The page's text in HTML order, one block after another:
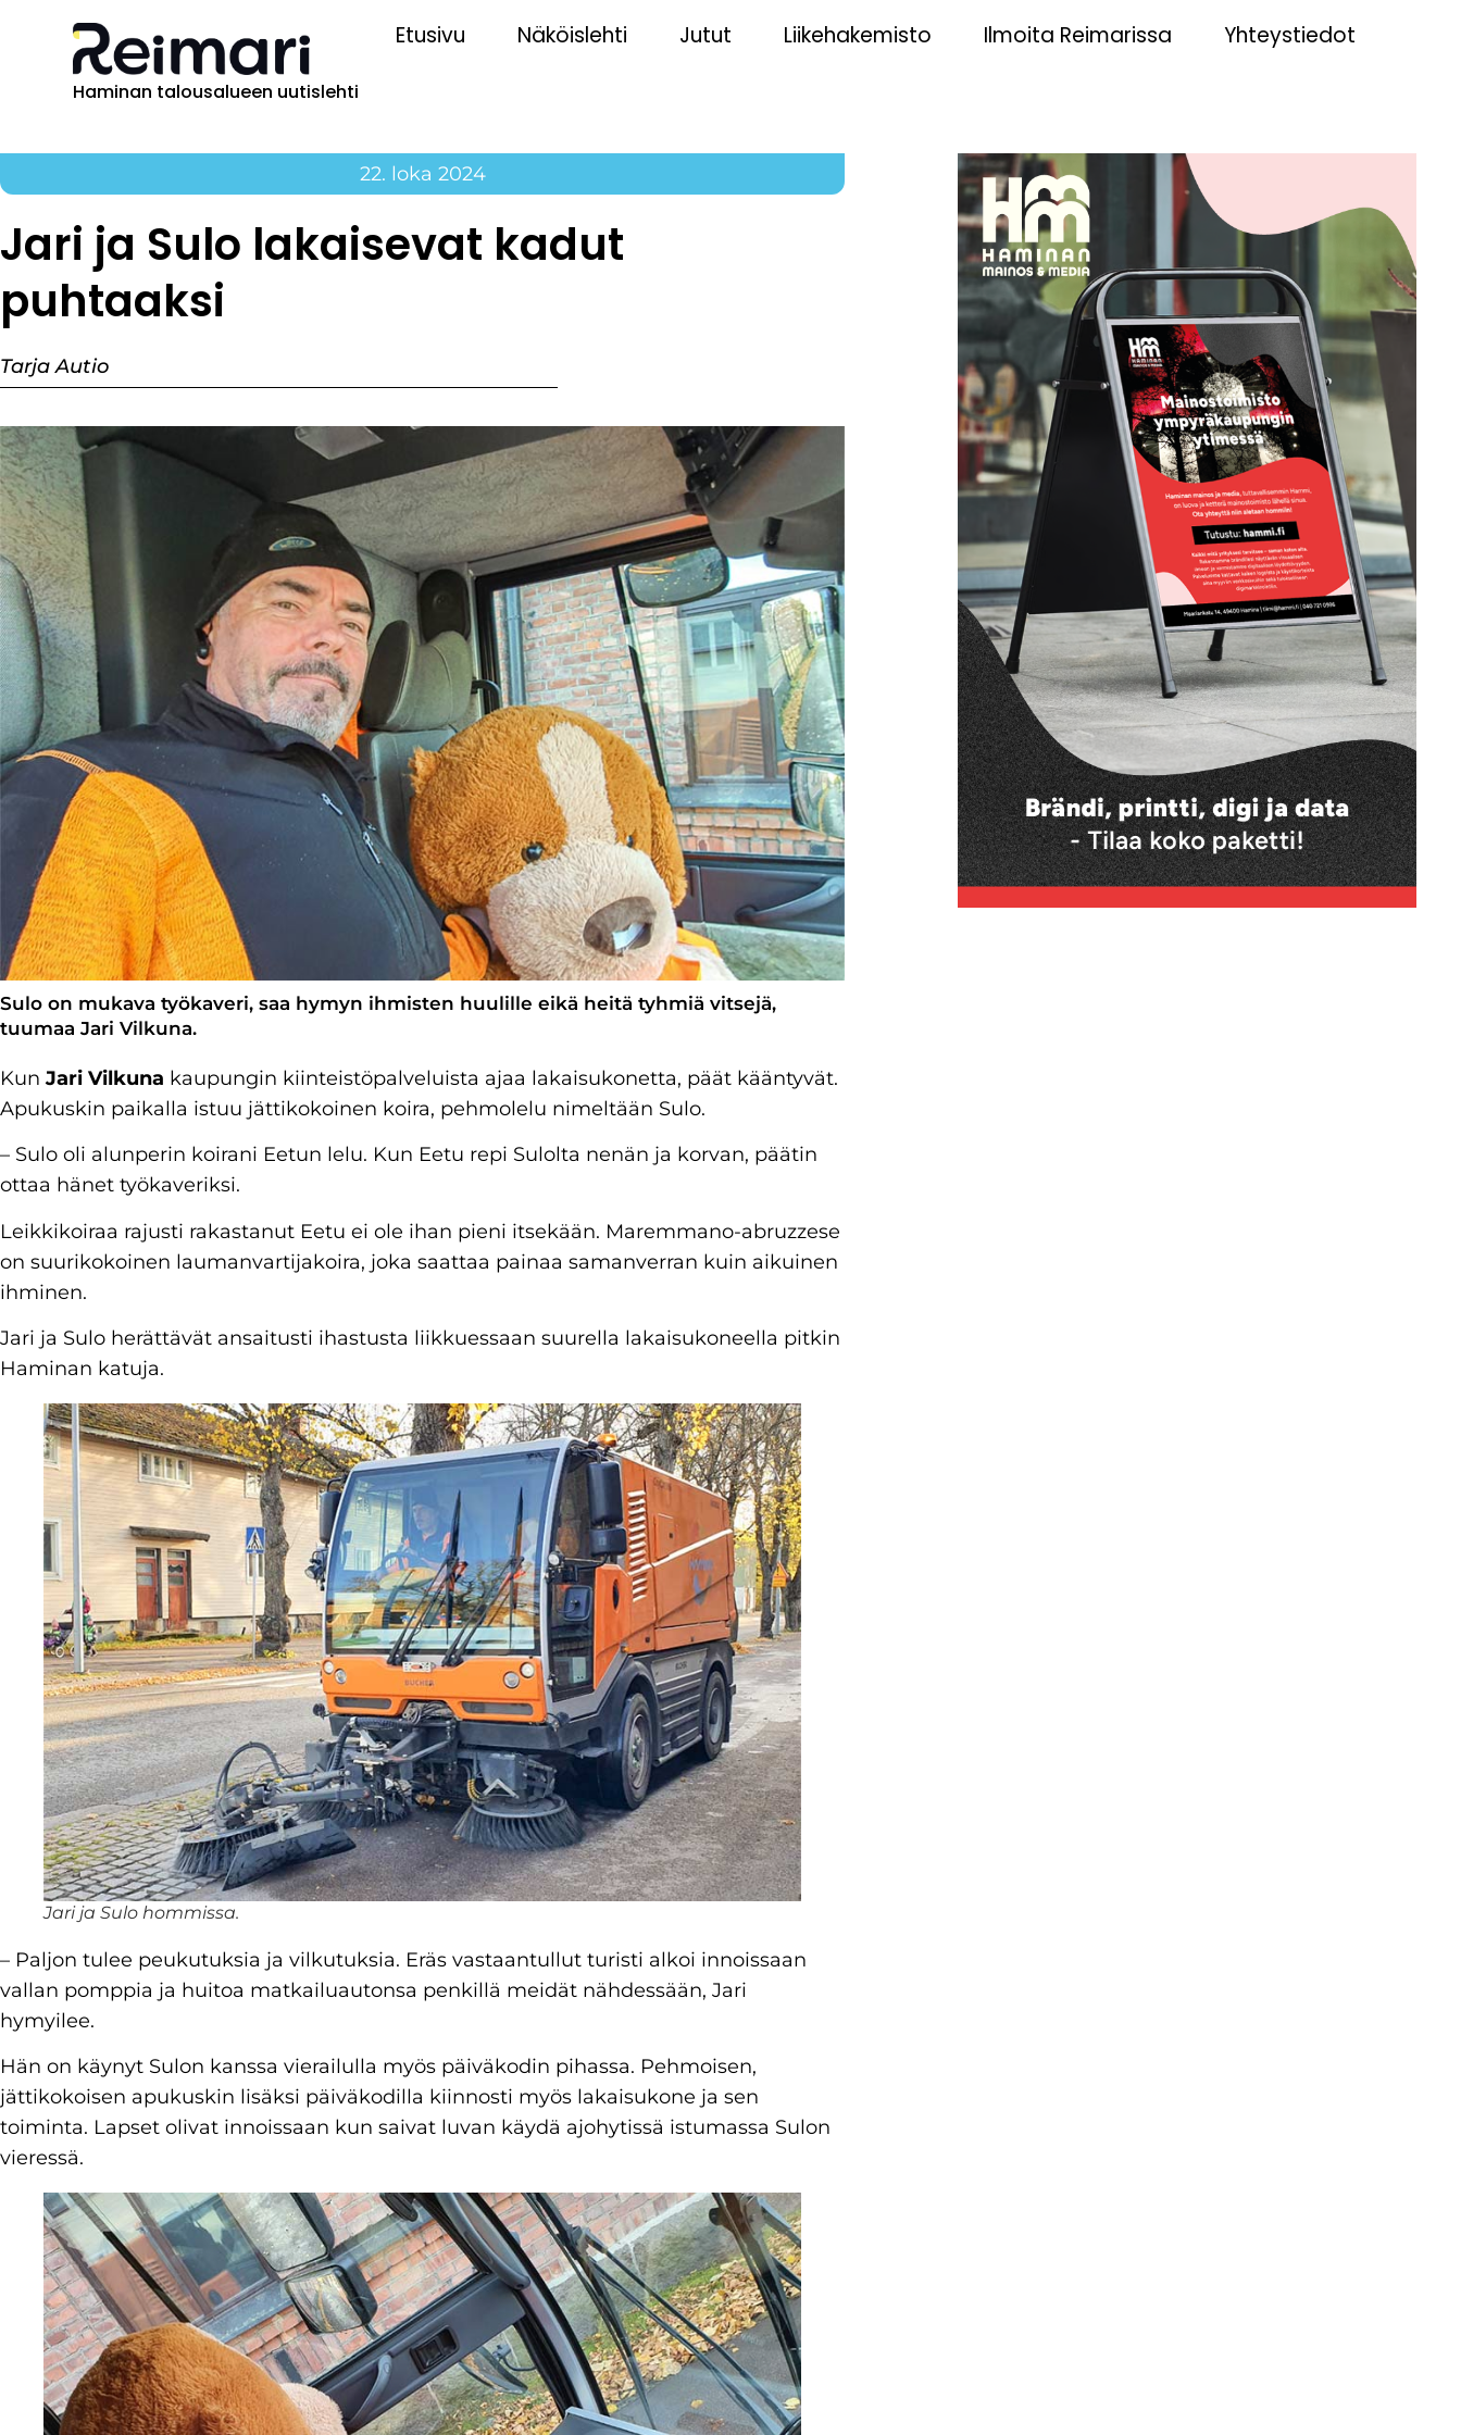
Haminan talousalueen uutislehti
Etusivu Näköislehti Jutut Liikehakemisto Ilmoita Reimarissa Yhteystiedot
22. loka 2024
Jari ja Sulo lakaisevat kadut
puhtaaksi
Tarja Autio
Sulo on mukava työkaveri, saa hymyn ihmisten huulille eikä heitä tyhmiä vitsejä,
tuumaa Jari Vilkuna.
KunJari Vilkuna kaupungin kiinteistöpalveluista ajaa lakaisukonetta, päät kääntyvät.
Apukuskin paikalla istuu jättikokoinen koira, pehmolelu nimeltään Sulo.
– Sulo oli alunperin koirani Eetun lelu. Kun Eetu repi Sulolta nenän ja korvan, päätin
ottaa hänet työkaveriksi.
Leikkikoiraa rajusti rakastanut Eetu ei ole ihan pieni itsekään. Maremmano-abruzzese
on suurikokoinen laumanvartijakoira, joka saattaa painaa samanverran kuin aikuinen
ihminen.
Jari ja Sulo herättävät ansaitusti ihastusta liikkuessaan suurella lakaisukoneella pitkin
Haminan katuja.
Jari ja Sulo hommissa.
– Paljon tulee peukutuksia ja vilkutuksia. Eräs vastaantullut turisti alkoi innoissaan
vallan pomppia ja huitoa matkailuautonsa penkillä meidät nähdessään, Jari
hymyilee.
Hän on käynyt Sulon kanssa vierailulla myös päiväkodin pihassa. Pehmoisen,
jättikokoisen apukuskin lisäksi päiväkodilla kiinnosti myös lakaisukone ja sen
toiminta. Lapset olivat innoissaan kun saivat luvan käydä ajohytissä istumassa Sulon
vieressä.